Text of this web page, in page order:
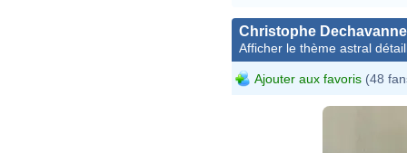
Christophe Dechavanne
Afficher le thème astral
Ajouter aux favoris (48